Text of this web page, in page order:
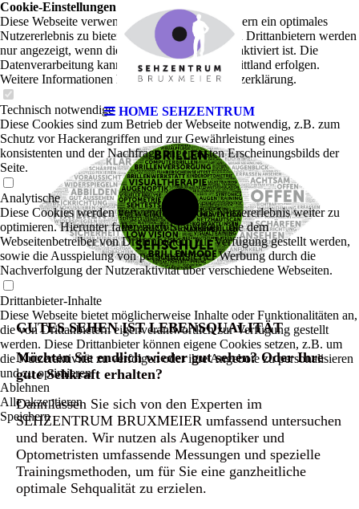
HOME SEHZENTRUM
GUTES SEHEN IST LEBENSQUALITÄT
Möchten Sie endlich wieder gut sehen? Oder Ihre
gute Sehkraft erhalten?
Dann lassen Sie sich von den Experten im
SEHZENTRUM BRUXMEIER umfassend untersuchen
und beraten. Wir nutzen als Augenoptiker und
Optometristen umfassende Messungen und spezielle
Trainingsmethoden, um für Sie eine ganzheitliche
optimale Sehqualität zu erzielen.
Cookie-Einstellungen
Diese Webseite verwendet Cookies, um Besuchern ein optimales
Nutzererlebnis zu bieten. Bestimmte Inhalte von Drittanbietern werden
nur angezeigt, wenn die entsprechende Option aktiviert ist. Die
Datenverarbeitung kann dann auch in einem Drittland erfolgen.
Weitere Informationen hierzu in der Datenschutzerklärung.
Technisch notwendige
Diese Cookies sind zum Betrieb der Webseite notwendig, z.B. zum
Schutz vor Hackerangriffen und zur Gewährleistung eines
konsistenten und der Nachfrage angepassten Erscheinungsbilds der
Seite.
Analytische
Diese Cookies werden verwendet, um das Nutzererlebnis weiter zu
optimieren. Hierunter fallen auch Statistiken, die dem
Webseitenbetreiber von Drittanbietern zur Verfügung gestellt werden,
sowie die Ausspielung von personalisierter Werbung durch die
Nachverfolgung der Nutzeraktivität über verschiedene Webseiten.
Drittanbieter-Inhalte
Diese Webseite bietet möglicherweise Inhalte oder Funktionalitäten an,
die von Drittanbietern eigenverantwortlich zur Verfügung gestellt
werden. Diese Drittanbieter können eigene Cookies setzen, z.B. um
die Nutzeraktivität zu verfolgen oder ihre Angebote zu personalisieren
und zu optimieren.
Ablehnen
Alle akzeptieren
Speichern